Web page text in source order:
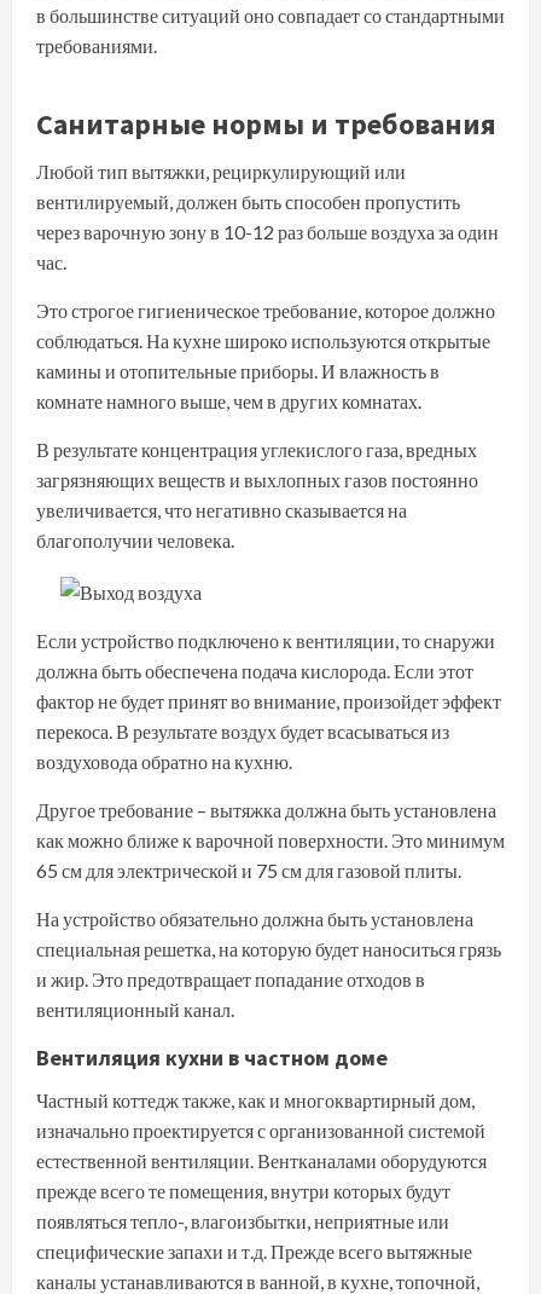
в большинстве ситуаций оно совпадает со стандартными
требованиями.
Санитарные нормы и требования
Любой тип вытяжки, рециркулирующий или
вентилируемый, должен быть способен пропустить
через варочную зону в 10-12 раз больше воздуха за один
час.
Это строгое гигиеническое требование, которое должно
соблюдаться. На кухне широко используются открытые
камины и отопительные приборы. И влажность в
комнате намного выше, чем в других комнатах.
В результате концентрация углекислого газа, вредных
загрязняющих веществ и выхлопных газов постоянно
увеличивается, что негативно сказывается на
благополучии человека.
Если устройство подключено к вентиляции, то снаружи
должна быть обеспечена подача кислорода. Если этот
фактор не будет принят во внимание, произойдет эффект
перекоса. В результате воздух будет всасываться из
воздуховода обратно на кухню.
Другое требование – вытяжка должна быть установлена
как можно ближе к варочной поверхности. Это минимум
65 см для электрической и 75 см для газовой плиты.
На устройство обязательно должна быть установлена
специальная решетка, на которую будет наноситься грязь
и жир. Это предотвращает попадание отходов в
вентиляционный канал.
Вентиляция кухни в частном доме
Частный коттедж также, как и многоквартирный дом,
изначально проектируется с организованной системой
естественной вентиляции. Вентканалами оборудуются
прежде всего те помещения, внутри которых будут
появляться тепло-, влагоизбытки, неприятные или
специфические запахи и т.д. Прежде всего вытяжные
каналы устанавливаются в ванной, в кухне, топочной,